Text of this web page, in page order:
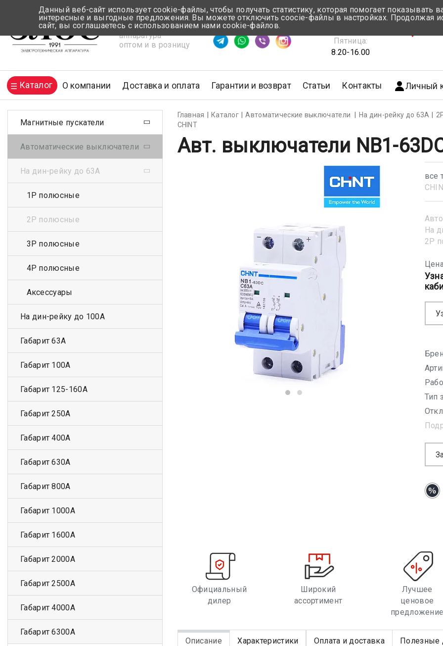
Электротехническая
аппаратура
оптом и в розницу
Время ответа ≈ 5 мин
Понедельник-Четверг:
Пятница:
8.20-16.00
Каталог О компании Доставка и оплата Гарантии и возврат Статьи Контакты Личный
Главная Каталог Автоматические выключатели На дин-рейку до 63А
CHINT
Авт. выключатели NB1-
все
На
2Р
Тип
Официальный
дилер
Широкий
ассортимент
Лучшее
ценовое
предложение
Описание Характеристики Оплата и доставка Полезные
Магнитные пускатели
Автоматические выключатели
На дин-рейку до 63А
1Р полюсные
2Р полюсные
3Р полюсные
4Р полюсные
Аксессуары
На дин-рейку до 100А
Габарит 63А
Габарит 100А
Габарит 125-160А
Габарит 250А
Габарит 400А
Габарит 630А
Габарит 800А
Габарит 1000А
Габарит 1600А
Габарит 2000А
Габарит 2500А
Габарит 4000А
Габарит 6300А
Данный веб-сайт использует cookie-файлы, чтобы получать статистику, которая помогает показывать
интересные и выгодные предложения. Вы можете отключить coocie-файлы в настройках. Продолжая
сайт, вы соглашаетесь с использованием нами cookie-файлов.